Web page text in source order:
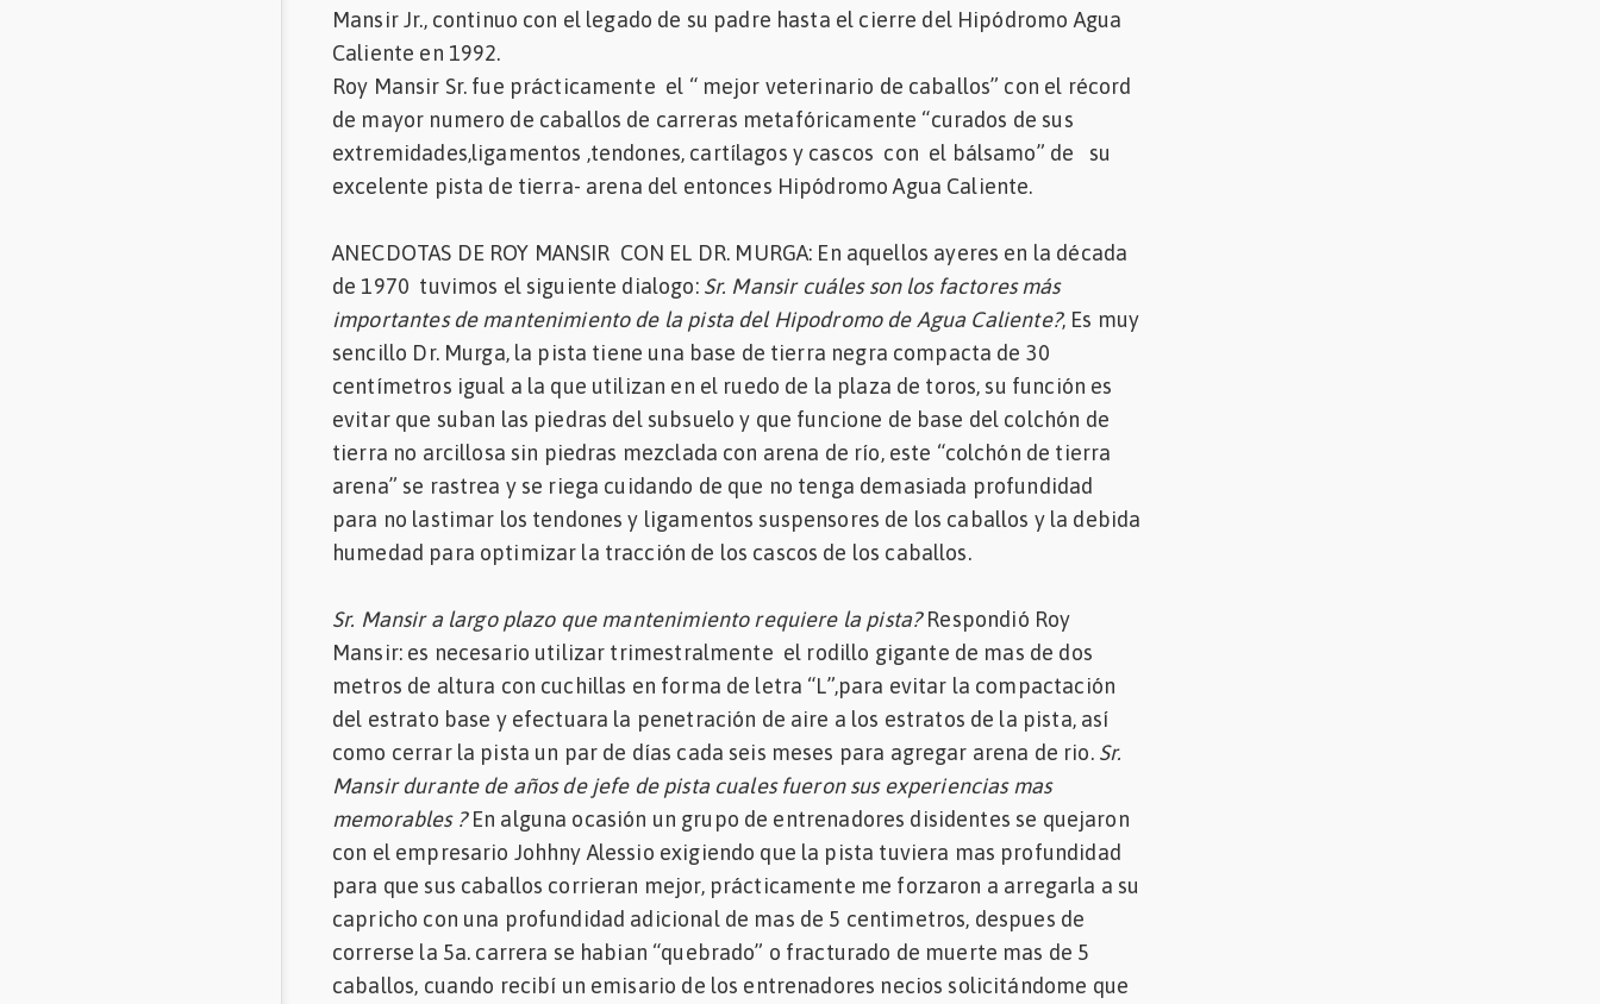
Mansir Jr., continuo con el legado de su padre hasta el cierre del Hipódromo Agua
Caliente en 1992.
Roy Mansir Sr. fue prácticamente el “ mejor veterinario de caballos” con el récord
de mayor numero de caballos de carreras metafóricamente “curados de sus
extremidades,ligamentos ,tendones, cartílagos y cascos con el bálsamo” de su
excelente pista de tierra- arena del entonces Hipódromo Agua Caliente.
ANECDOTAS DE ROY MANSIR CON EL DR. MURGA: En aquellos ayeres en la década
de 1970 tuvimos el siguiente dialogo: Sr. Mansir cuáles son los factores más
importantes de mantenimiento de la pista del Hipodromo de Agua Caliente?, Es muy
sencillo Dr. Murga, la pista tiene una base de tierra negra compacta de 30
centímetros igual a la que utilizan en el ruedo de la plaza de toros, su función es
evitar que suban las piedras del subsuelo y que funcione de base del colchón de
tierra no arcillosa sin piedras mezclada con arena de río, este “colchón de tierra
arena” se rastrea y se riega cuidando de que no tenga demasiada profundidad
para no lastimar los tendones y ligamentos suspensores de los caballos y la debida
humedad para optimizar la tracción de los cascos de los caballos.
Sr. Mansir a largo plazo que mantenimiento requiere la pista?Respondió Roy
Mansir: es necesario utilizar trimestralmente el rodillo gigante de mas de dos
metros de altura con cuchillas en forma de letra “L”,para evitar la compactación
del estrato base y efectuara la penetración de aire a los estratos de la pista, así
como cerrar la pista un par de días cada seis meses para agregar arena de rio. Sr.
Mansir durante de años de jefe de pista cuales fueron sus experiencias mas
memorables ?En alguna ocasión un grupo de entrenadores disidentes se quejaron
con el empresario Johhny Alessio exigiendo que la pista tuviera mas profundidad
para que sus caballos corrieran mejor, prácticamente me forzaron a arregarla a su
capricho con una profundidad adicional de mas de 5 centimetros, despues de
correrse la 5a. carrera se habian “quebrado” o fracturado de muerte mas de 5
caballos, cuando recibí un emisario de los entrenadores necios solicitándome que